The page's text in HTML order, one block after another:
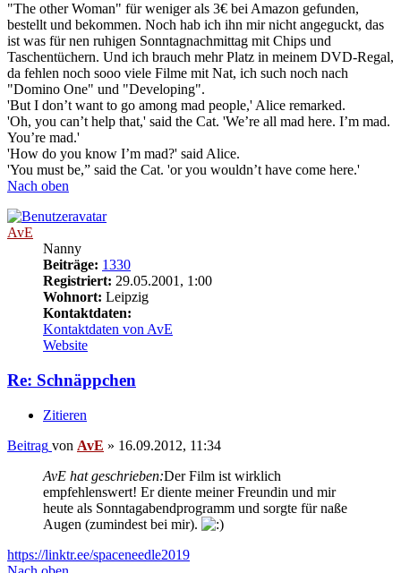
"The other Woman" für weniger als 3€ bei Amazon gefunden,
bestellt und bekommen. Noch hab ich ihn mir nicht angeguckt, das
ist was für nen ruhigen Sonntagnachmittag mit Chips und
Taschentüchern. Und ich brauch mehr Platz in meinem DVD-Regal,
da fehlen noch sooo viele Filme mit Nat, ich such noch nach
"Domino One" und "Developing".
'But I don’t want to go among mad people,' Alice remarked.
'Oh, you can’t help that,' said the Cat. 'We’re all mad here. I’m mad.
You’re mad.'
'How do you know I’m mad?' said Alice.
'You must be,” said the Cat. 'or you wouldn’t have come here.'
Nach oben
AvE
Nanny
Beiträge: 1330
Registriert: 29.05.2001, 1:00
Wohnort: Leipzig
Kontaktdaten:
Kontaktdaten von AvE
Website
Re: Schnäppchen
Zitieren
Beitrag von AvE » 16.09.2012, 11:34
AvE hat geschrieben:Der Film ist wirklich
empfehlenswert! Er diente meiner Freundin und mir
heute als Sonntagabendprogramm und sorgte für naße
Augen (zumindest bei mir).
https://linktr.ee/spaceneedle2019